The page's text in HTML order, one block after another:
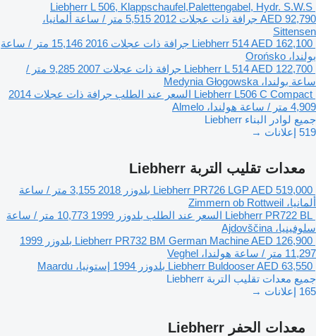
Liebherr L 506, Klappschaufel,Palettengabel, Hydr. S.W.S
AED 92,790 جرافة ذات عجلات 2012 5,515 متر / ساعة
ألمانيا،
Sittensen
Liebherr 514AED 162,100 جرافة ذات عجلات 2016 15,146 متر / ساعة
بولندا، Orońsko
Liebherr L 514AED 122,700 جرافة ذات عجلات 2007
9,285 متر /
ساعة بولندا، Medynia Głogowska
Liebherr L506 C Compact السعر عند الطلب جرافة ذات عجلات 2014
4,909 متر / ساعة
هولندا، Almelo
جميع لوادر البناء Liebherr
519 إعلانات →
معدات تقليب التربة Liebherr
Liebherr PR726 LGPAED 519,000 بلدوزر 2018 3,155 متر / ساعة
ألمانيا، Zimmern ob Rottweil
Liebherr PR722 BL السعر عند الطلب بلدوزر 1999 10,773 متر / ساعة
سلوفينيا، Ajdovščina
Liebherr PR732 BM German MachineAED 126,900 بلدوزر 1999
11,297 متر / ساعة
هولندا، Veghel
Liebherr BuldooserAED 63,550 بلدوزر 1994 إستونيا، Maardu
جميع معدات تقليب التربة Liebherr
165 إعلانات →
معدات الحفر Liebherr